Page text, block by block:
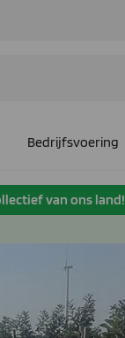
Bedrijfsvoering
van ons land!